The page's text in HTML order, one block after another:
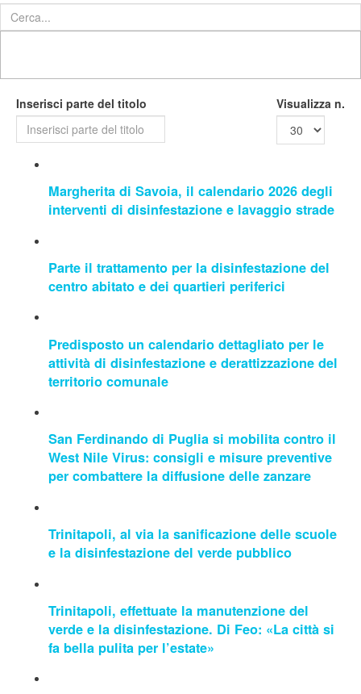
Inserisci parte del titolo Visualizza n.
Margherita di Savoia, il calendario 2026 degli
interventi di disinfestazione e lavaggio strade
Parte il trattamento per la disinfestazione del
centro abitato e dei quartieri periferici
Predisposto un calendario dettagliato per le
attività di disinfestazione e derattizzazione del
territorio comunale
San Ferdinando di Puglia si mobilita contro il
West Nile Virus: consigli e misure preventive
per combattere la diffusione delle zanzare
Trinitapoli, al via la sanificazione delle scuole
e la disinfestazione del verde pubblico
Trinitapoli, effettuate la manutenzione del
verde e la disinfestazione. Di Feo: «La città si
fa bella pulita per l’estate»